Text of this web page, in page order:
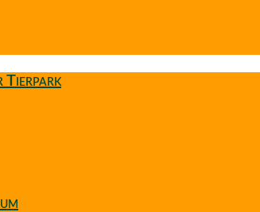
Tierpark